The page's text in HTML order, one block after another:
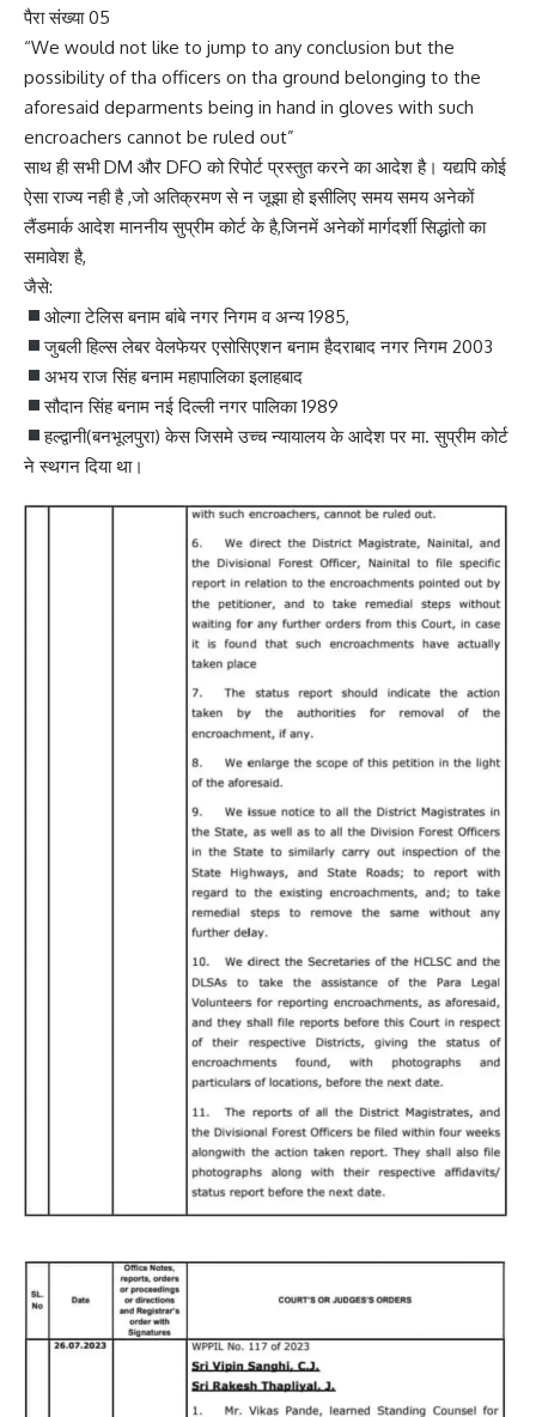
पैरा संख्या 05
“We would not like to jump to any conclusion but the
possibility of tha officers on tha ground belonging to the
aforesaid deparments being in hand in gloves with such
encroachers cannot be ruled out”
साथ ही सभी DM और DFO को रिपोर्ट प्रस्तुत करने का आदेश है। यद्यपि कोई
ऐसा राज्य नही है ,जो अतिक्रमण से न जूझा हो इसीलिए समय समय अनेकों
लैंडमार्क आदेश माननीय सुप्रीम कोर्ट के है,जिनमें अनेकों मार्गदर्शी सिद्धांतो का
समावेश है,
जैसे:
ओल्गा टेलिस बनाम बांबे नगर निगम व अन्य 1985,
जुबली हिल्स लेबर वेलफेयर एसोसिएशन बनाम हैदराबाद नगर निगम 2003
अभय राज सिंह बनाम महापालिका इलाहबाद
सौदान सिंह बनाम नई दिल्ली नगर पालिका 1989
हल्द्वानी(बनभूलपुरा) केस जिसमे उच्च न्यायालय के आदेश पर मा. सुप्रीम कोर्ट
ने स्थगन दिया था।